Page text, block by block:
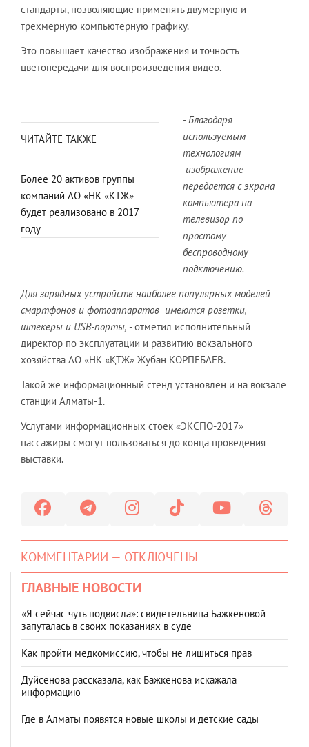
стандарты, позволяющие применять двумерную и
трёхмерную компьютерную графику.
Это повышает качество изображения и точность
цветопередачи для воспроизведения видео.
ЧИТАЙТЕ ТАКЖЕ
Более 20 активов группы
компаний АО «НК «КТЖ»
будет реализовано в 2017
году
- Благодаря
используемым
технологиям
изображение
передается с экрана
компьютера на
телевизор по
простому
беспроводному
подключению.
Для зарядных устройств наиболее популярных моделей
смартфонов и фотоаппаратов имеются розетки,
штекеры и USB-порты, - отметил исполнительный
директор по эксплуатации и развитию вокзального
хозяйства АО «НК «ҚТЖ» Жубан КОРПЕБАЕВ.
Такой же информационный стенд установлен и на вокзале
станции Алматы-1.
Услугами информационных стоек «ЭКСПО-2017»
пассажиры смогут пользоваться до конца проведения
выставки.
КОММЕНТАРИИ — ОТКЛЮЧЕНЫ
ГЛАВНЫЕ НОВОСТИ
«Я сейчас чуть подвисла»: свидетельница Бажкеновой
запуталась в своих показаниях в суде
Как пройти медкомиссию, чтобы не лишиться прав
Дуйсенова рассказала, как Бажкенова искажала
информацию
Где в Алматы появятся новые школы и детские сады